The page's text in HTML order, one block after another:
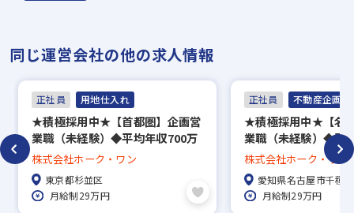
同じ運営会社の他の求人情報
正社員 用地仕入れ
★積極採用中★【首都圏】企画営
業職（未経験）◆平均年収700万
◆未経験でも年収406万～◆顧客
関係構築にフォーカスした営業◆
未経験入社でも早期に不動産のプ
ロフェッショナルへ！
株式会社ホーク・ワン
東京都杉並区
月給制29万円
正社員 不動産企画開
★積極採用中★【名
業職（未経験）◆平
◆未経験でも年収
関係構築にフォーカ
未経験入社でも早期
ロフェッショナルへ
株式会社ホーク・ワン
愛知県名古屋市千種区
月給制29万円